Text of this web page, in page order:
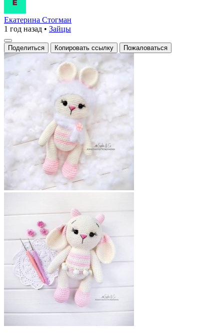
Когда
я
была
маленькой,
моя
бабушка
всегда
вязала
меня
самые
необычные
игрушки,
и
эта
забавная
кроличка
напоминает
мне
о
тех
теплых
моментах.
Екатерина Стогман
1 год назад • Зайцы
Поделиться Копировать ссылку Пожаловаться